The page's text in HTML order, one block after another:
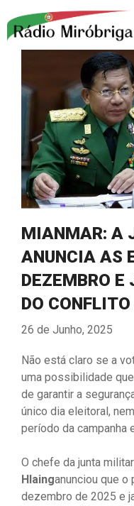
para
MIANMAR: A
ANUNCIA AS
DEZEMBRO E
DO
26 de Junho, 2025
Não está claro se a
uma possibilidade
de garantir a
único dia eleitoral,
período da campanha
O chefe da junta
Hlainganunciou que
dezembro de 2025 e